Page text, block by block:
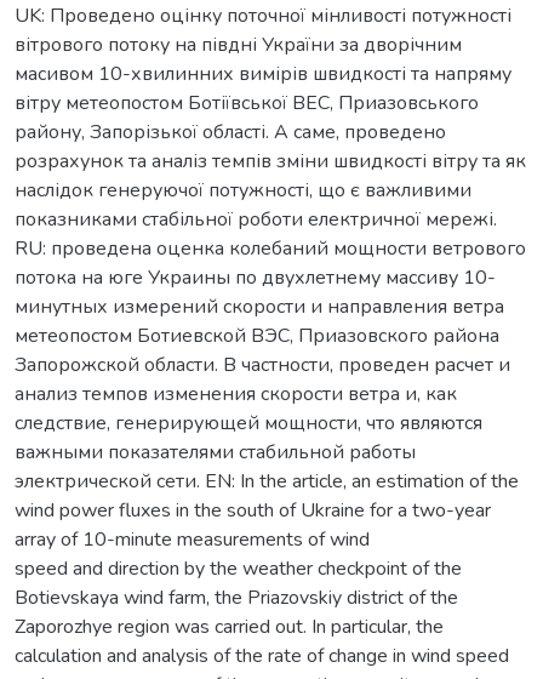
UK: Проведено оцінку поточної мінливості потужності
вітрового потоку на півдні України за дворічним
масивом 10-хвилинних вимірів швидкості та напряму
вітру метеопостом Ботіївської ВЕС, Приазовського
району, Запорізької області. А саме, проведено
розрахунок та аналіз темпів зміни швидкості вітру та як
наслідок генеруючої потужності, що є важливими
показниками стабільної роботи електричної мережі.
RU: проведена оценка колебаний мощности ветрового
потока на юге Украины по двухлетнему массиву 10-
минутных измерений скорости и направления ветра
метеопостом Ботиевской ВЭС, Приазовского района
Запорожской области. В частности, проведен расчет и
анализ темпов изменения скорости ветра и, как
следствие, генерирующей мощности, что являются
важными показателями стабильной работы
электрической сети. EN: In the article, an estimation of the
wind power fluxes in the south of Ukraine for a two-year
array of 10-minute measurements of wind
speed and direction by the weather checkpoint of the
Botievskaya wind farm, the Priazovskiy district of the
Zaporozhye region was carried out. In particular, the
calculation and analysis of the rate of change in wind speed